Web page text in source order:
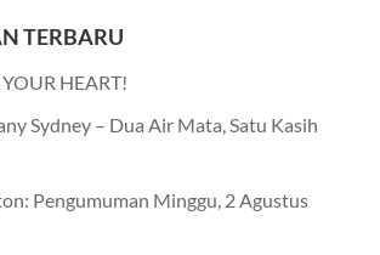
TERBARU
YOUR HEART!
Sydney – Dua Air Mata, Satu Kasih
Pengumuman Minggu, 2 Agustus